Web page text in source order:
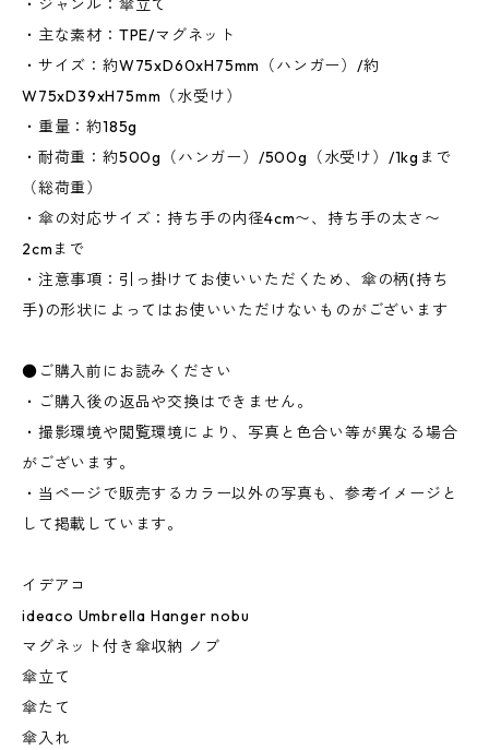
・ジャンル：傘立て
・主な素材：TPE/マグネット
・サイズ：約W75xD60xH75mm（ハンガー）/約
W75xD39xH75mm（水受け）
・重量：約185g
・耐荷重：約500g（ハンガー）/500g（水受け）/1kgまで
（総荷重）
・傘の対応サイズ：持ち手の内径4cm〜、持ち手の太さ〜
2cmまで
・注意事項：引っ掛けてお使いいただくため、傘の柄(持ち
手)の形状によってはお使いいただけないものがございます
●ご購入前にお読みください
・ご購入後の返品や交換はできません。
・撮影環境や閲覧環境により、写真と色合い等が異なる場合
がございます。
・当ページで販売するカラー以外の写真も、参考イメージと
して掲載しています。
イデアコ
ideaco Umbrella Hanger nobu
マグネット付き傘収納 ノブ
傘立て
傘たて
傘入れ